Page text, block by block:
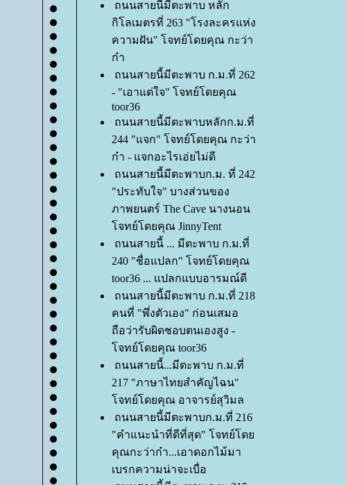
ถนนสายนี้มีตะพาบ หลัก
กิโลเมตรที่ 263 "โรงละครแห่ง
ความฝัน" โจทย์โดยคุณ กะว่า
ก๋า
ถนนสายนี้มีตะพาบ ก.ม.ที่ 262
- "เอาแต่ใจ" โจทย์โดยคุณ
toor36
ถนนสายนี้มีตะพาบหลักก.ม.ที่
244 "แจก" โจทย์โดยคุณ กะว่า
ก๋า - แจกอะไรเอ่ยไม่ดี
ถนนสายนี้มีตะพาบก.ม. ที่ 242
"ประทับใจ" บางส่วนของ
ภาพยนตร์ The Cave นางนอน
จทย์โดยคุณ JinnyTent
ถนนสายนี้ ... มีตะพาบ ก.ม.ที่
240 "ชื่อแปลก" โจทย์โดยคุณ
toor36 ... แปลกแบบอารมณ์ดี
ถนนสายนี้มีตะพาบ ก.ม.ที่ 218
คนที่ "พึ่งตัวเอง" ก่อนเสมอ
ถือว่ารับผิดชอบตนเองสูง -
จทย์โดยคุณ toor36
ถนนสายนี้...มีตะพาบ ก.ม.ที่
217 "ภาษาไทยสำคัญไฉน"
จทย์โดยคุณ อาจารย์สุวิมล
ถนนสายนี้มีตะพาบก.ม.ที่ 216
"คำแนะนำที่ดีที่สุด" โจทย์โด
คุณกะว่าก๋า...เอาดอกไม้มา
เบรกความน่าจะเบื่อ